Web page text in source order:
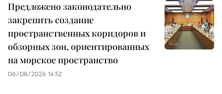
Предложено законодательно
закрепить создание
пространственных коридоров и
обзорных зон, ориентированных
на морское пространство
06/08/2026 14:52